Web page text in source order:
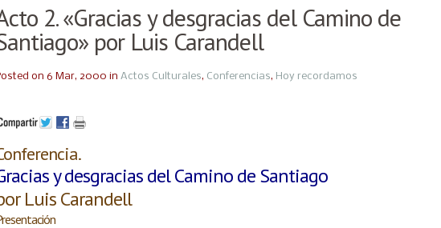
2. «Gracias y desgracias del Camino de
por Luis Carandell
on 6 Mar, 2000 in Actos Culturales, Conferencias, Hoy recordamos
y desgracias del Camino de Santiago
Luis Carandell